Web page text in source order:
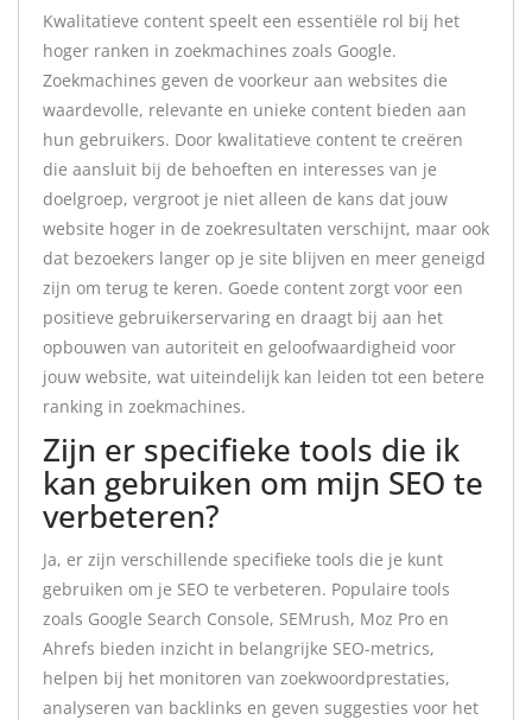
Kwalitatieve content speelt een essentiële rol bij het
hoger ranken in zoekmachines zoals Google.
Zoekmachines geven de voorkeur aan websites die
waardevolle, relevante en unieke content bieden aan
hun gebruikers. Door kwalitatieve content te creëren
die aansluit bij de behoeften en interesses van je
doelgroep, vergroot je niet alleen de kans dat jouw
website hoger in de zoekresultaten verschijnt, maar ook
dat bezoekers langer op je site blijven en meer geneigd
zijn om terug te keren. Goede content zorgt voor een
positieve gebruikerservaring en draagt bij aan het
opbouwen van autoriteit en geloofwaardigheid voor
jouw website, wat uiteindelijk kan leiden tot een betere
ranking in zoekmachines.
Zijn er specifieke tools die ik
kan gebruiken om mijn SEO te
verbeteren?
Ja, er zijn verschillende specifieke tools die je kunt
gebruiken om je SEO te verbeteren. Populaire tools
zoals Google Search Console, SEMrush, Moz Pro en
Ahrefs bieden inzicht in belangrijke SEO-metrics,
helpen bij het monitoren van zoekwoordprestaties,
analyseren van backlinks en geven suggesties voor het